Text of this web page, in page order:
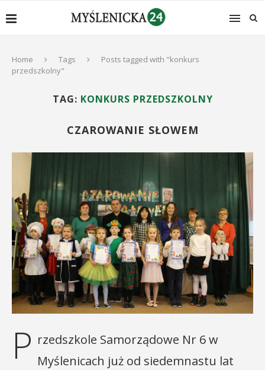
Home Tags
Posts tagged with "konkurs
przedszkolny"
TAG: KONKURS PRZEDSZKOLNY
CZAROWANIE SŁOWEM
P rzedszkole Samorządowe Nr 6 w
Myślenicach już od siedemnastu lat